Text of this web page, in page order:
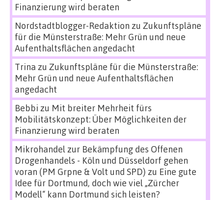
Finanzierung wird beraten
Nordstadtblogger-Redaktion zu Zukunftspläne
für die Münsterstraße: Mehr Grün und neue
Aufenthaltsflächen angedacht
Trina zu Zukunftspläne für die Münsterstraße:
Mehr Grün und neue Aufenthaltsflächen
angedacht
Bebbi zu Mit breiter Mehrheit fürs
Mobilitätskonzept: Über Möglichkeiten der
Finanzierung wird beraten
Mikrohandel zur Bekämpfung des Offenen
Drogenhandels - Köln und Düsseldorf gehen
voran (PM Grpne & Volt und SPD) zu Eine gute
Idee für Dortmund, doch wie viel „Zürcher
Modell“ kann Dortmund sich leisten?